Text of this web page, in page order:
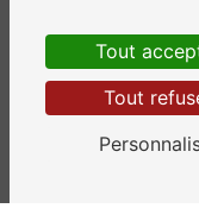
537 avis
clients
Tout
Tout